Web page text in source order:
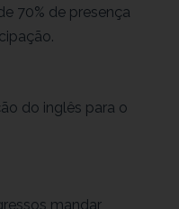
70% de presença
do inglês para o
mandar